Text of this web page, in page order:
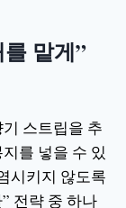
맡게”
스트립을 추
를 넣을 수 있
시키지 않도록
전략 중 하나